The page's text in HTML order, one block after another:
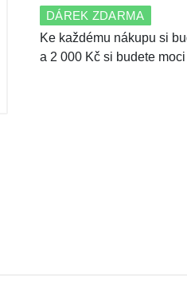
DÁREK ZDARMA
Ke každému nákupu si
a 2 000 Kč si budete